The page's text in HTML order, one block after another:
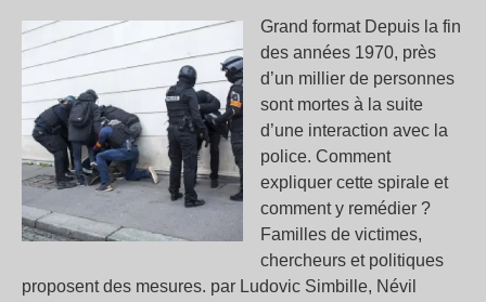
Grand format Depuis la fin
des années 1970, près
d’un millier de personnes
sont mortes à la suite
d’une interaction avec la
police. Comment
expliquer cette spirale et
comment y remédier ?
Familles de victimes,
chercheurs et politiques
proposent des mesures. par Ludovic Simbille, Névil